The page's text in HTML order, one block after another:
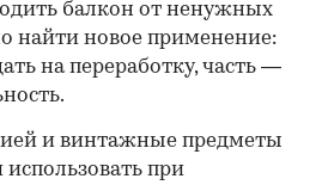
балкон от ненужных
новое применение:
на переработку, часть —
и винтажные предметы
при